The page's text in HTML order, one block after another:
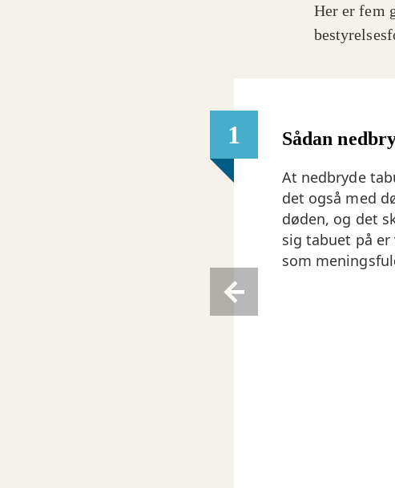
Her er fem
1 Så­dan
At nedbryde
det også med
døden, og det
sig tabuet på er